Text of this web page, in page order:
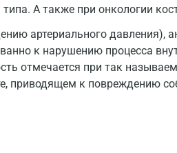
А также при онкологии
артериального давления),
к нарушению процесса
отмечается при так
приводящем к повреждению
Йошкар-Ола
Калининград
Калуга